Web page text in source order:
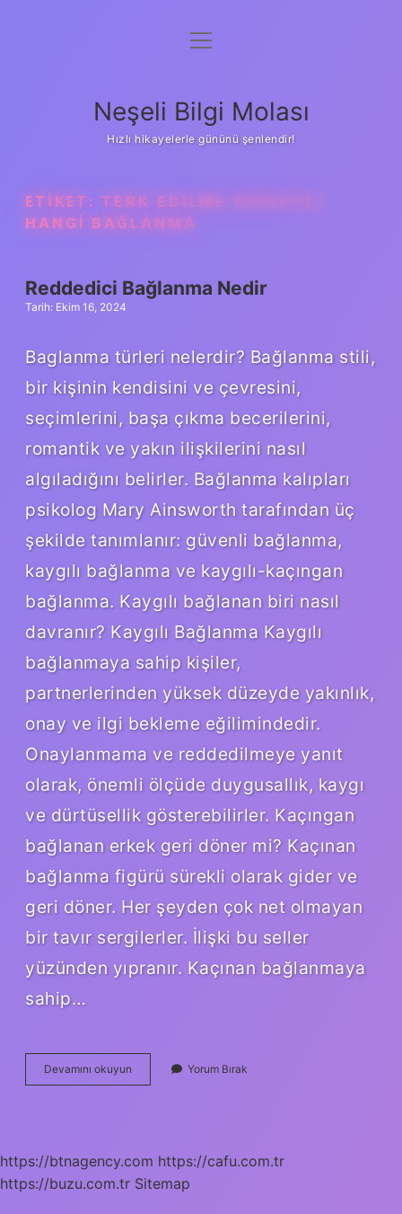
Anasayfa
Yasal Uyarı
menüyü
Neşeli Bilgi Molası
Hızlı hikayelerle gününü şenlendir!
ETIKET: TERK EDILME KORKUSU
HANGI BAĞLANMA
Reddedici Bağlanma Nedir
Tarih: Ekim 16, 2024
Baglanma türleri nelerdir? Bağlanma stili,
bir kişinin kendisini ve çevresini,
seçimlerini, başa çıkma becerilerini,
romantik ve yakın ilişkilerini nasıl
algıladığını belirler. Bağlanma kalıpları
psikolog Mary Ainsworth tarafından üç
şekilde tanımlanır: güvenli bağlanma,
kaygılı bağlanma ve kaygılı-kaçıngan
bağlanma. Kaygılı bağlanan biri nasıl
davranır? Kaygılı Bağlanma Kaygılı
bağlanmaya sahip kişiler,
partnerlerinden yüksek düzeyde yakınlık,
onay ve ilgi bekleme eğilimindedir.
Onaylanmama ve reddedilmeye yanıt
olarak, önemli ölçüde duygusallık, kaygı
ve dürtüsellik gösterebilirler. Kaçıngan
bağlanan erkek geri döner mi? Kaçınan
bağlanma figürü sürekli olarak gider ve
geri döner. Her şeyden çok net olmayan
bir tavır sergilerler. İlişki bu seller
yüzünden yıpranır. Kaçınan bağlanmaya
sahip…
Devamını okuyun Reddedici
Bağlanma
Yorum Bırak
https://btnagency.com https://cafu.com.tr
https://buzu.com.tr Sitemap